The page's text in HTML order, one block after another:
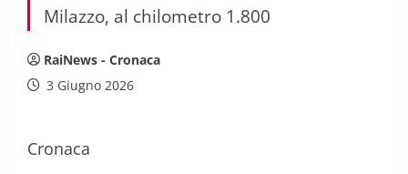
Milazzo, al chilometro 1.800
RaiNews - Cronaca
3 Giugno 2026
Cronaca